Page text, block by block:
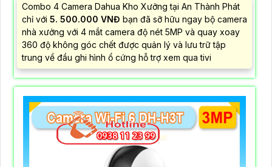
Combo 4 Camera Dahua Kho Xưởng tại An Thành Phát
chỉ với 5. 500.000 VNĐ bạn đã sỡ hữu ngay bộ camera
nhà xưởng với 4 mắt camera độ nét 5MP và quay xoay
360 độ không góc chết được quản lý và lưu trữ tập
trung về đầu ghi hình ổ cứng hỗ trợ xem qua tivi